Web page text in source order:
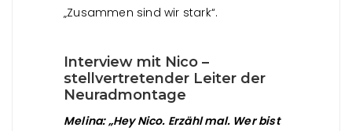
„Zusammen sind wir stark“.
Interview mit Nico –
stellvertretender Leiter der
Neuradmontage
Melina: „Hey Nico. Erzähl mal. Wer bist